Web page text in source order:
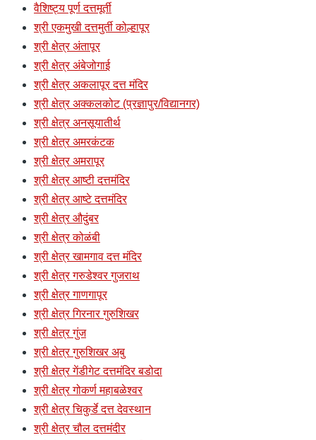
वैशिष्ट्य पूर्ण दत्तमूर्ती
श्री एकमुखी दत्तमुर्ती कोल्हापूर
श्री क्षेत्र अंतापूर
श्री क्षेत्र अंबेजोगाई
श्री क्षेत्र अकलापूर दत्त मंदिर
श्री क्षेत्र अक्कलकोट (प्रज्ञापुर/विद्यानगर)
श्री क्षेत्र अनसूयातीर्थ
श्री क्षेत्र अमरकंटक
श्री क्षेत्र अमरापूर
श्री क्षेत्र आष्टी दत्तमंदिर
श्री क्षेत्र आष्टे दत्तमंदिर
श्री क्षेत्र औदुंबर
श्री क्षेत्र कोळंबी
श्री क्षेत्र खामगाव दत्त मंदिर
श्री क्षेत्र गरुडेश्वर गुजराथ
श्री क्षेत्र गाणगापूर
श्री क्षेत्र गिरनार गुरुशिखर
श्री क्षेत्र गुंज
श्री क्षेत्र गुरुशिखर अबु
श्री क्षेत्र गेंडीगेट दत्तमंदिर बडोदा
श्री क्षेत्र गोकर्ण महाबळेश्वर
श्री क्षेत्र चिकुर्डे दत्त देवस्थान
श्री क्षेत्र चौल दत्तमंदीर